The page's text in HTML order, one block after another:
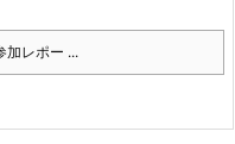
加レポー ...